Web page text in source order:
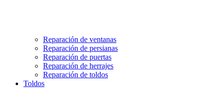
Reparación de ventanas
Reparación de persianas
Reparación de puertas
Reparación de herrajes
Reparación de toldos
Toldos